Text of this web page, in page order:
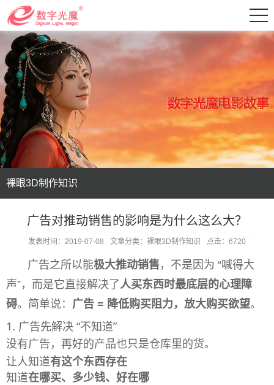
裸眼3D制作知识
广告对推动销售的影响是为什么这么大？
发表时间：2019-07-08 文章分类：裸眼3D制作知识 点击：6720
广告之所以能极大推动销售 ，不是因为 “喊得大
声”，而是它直接解决了人买东西时最底层的心理障
碍。简单说： 广告 = 降低购买阻力，放大购买欲望。
1. 广告先解决 “不知道”
没有广告，再好的产品也只是仓库里的货。
让人知道有这个东西存在
知道在哪买、多少钱、好在哪